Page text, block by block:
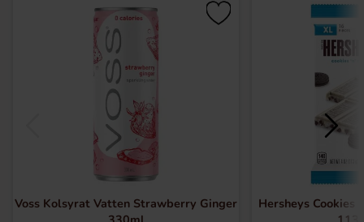
Voss Kolsyrat Vatten Strawberry Ginger
Hersheys Cookies